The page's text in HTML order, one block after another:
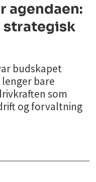
agendaen:
strategisk
budskapet
bare
som
og forvaltning